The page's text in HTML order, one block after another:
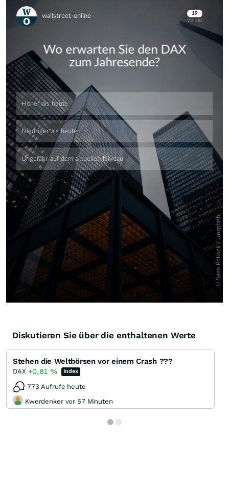
Skip
Skip
Diskutieren Sie über die enthaltenen Werte
Stehen die Weltbörsen vor einem Crash ???
DAX +0,81 % Index
773 Aufrufe heute
Kwerdenker vor 57 Minuten